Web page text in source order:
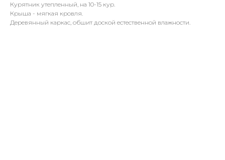
Курятник утепленный, на 10-15 кур.
Крыша - мягкая кровля.
Деревянный каркас, обшит доской естественной влажности.